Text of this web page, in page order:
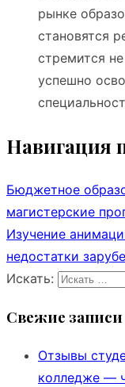
рынке
становятся
стремится
успешно
Навигация
Бюджетное
магистерские
Изучение
недостатки
Искать:
Свежие записи
Отзывы
колледже —